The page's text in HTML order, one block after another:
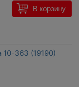
В корзину
363 (19190)